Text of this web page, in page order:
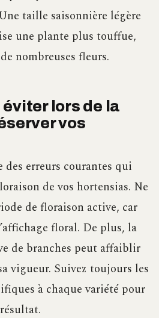
taille saisonnière légère
une plante plus touffue,
nombreuses fleurs.
lors de la
vos
erreurs courantes qui
de vos hortensias. Ne
de floraison active, car
floral. De plus, la
de branches peut affaiblir
vigueur. Suivez toujours les
à chaque variété pour